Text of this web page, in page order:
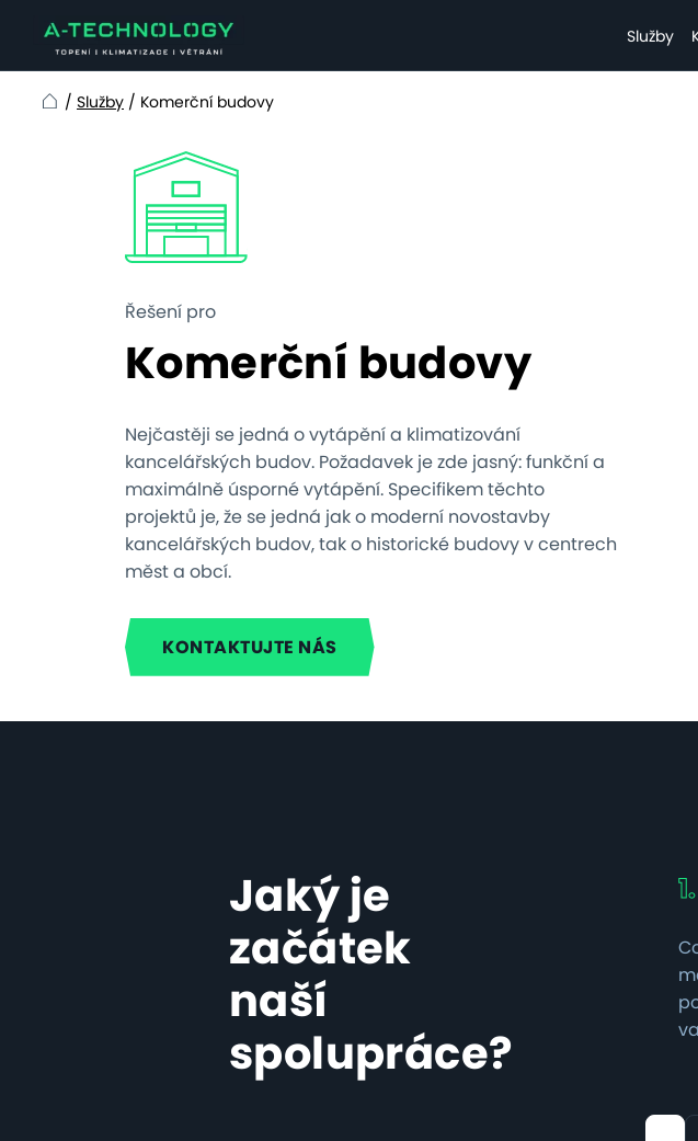
Služby
/ Služby / Komerční budovy
Řešení pro
Komerční budovy
Nejčastěji se jedná o vytápění a klimatizování
kancelářských budov. Požadavek je zde jasný: funkční a
maximálně úsporné vytápění. Specifikem těchto
projektů je, že se jedná jak o moderní novostavby
kancelářských budov, tak o historické budovy v centrech
měst a obcí.
KONTAKTUJTE NÁS
Jaký je
začátek
naší
spolupráce?
1.